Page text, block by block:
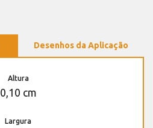
Desenhos da Aplicação
Altura
0,10 cm
Largura